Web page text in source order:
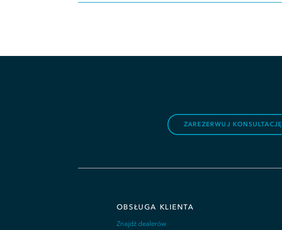
ZAREZERWUJ KONSULTACJĘ
OBSŁUGA KLIENTA
Znajdź dealerów